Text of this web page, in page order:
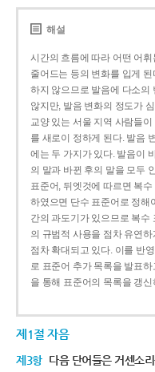
해설
시간의 흐름에 따라 어떤 어
줄어드는 등의 변화를 입게
하지 않으므로 발음에 다소의
않지만, 발음 변화의 정도가
교양 있는 서울 지역 사람들
를 새로이 정하게 된다. 발음
에는 두 가지가 있다. 발음이
의 말과 바뀐 후의 말을 모두
표준어, 뒤엣것에 따르면 복
하였으면 단수 표준어로 정해
간의 과도기가 있으므로 복수
의 규범적 사용을 점차 유연
점차 확대되고 있다. 이를 반
로 표준어 추가 목록을 발표
을 통해 표준어의 목록을 갱신
제1절 자음
제3항 다음 단어들은 거센소